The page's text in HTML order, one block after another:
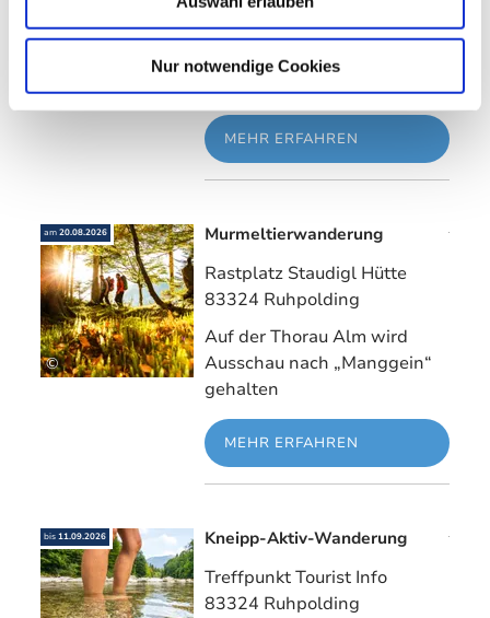
Nur notwendige Cookies
erfahren Sie von einem
heimischen Imker alles über
die Bienen. Die Wanderung
endet bei einem Bienenhaus.
MEHR ERFAHREN
©
Murmeltierwanderung
Rastplatz Staudigl Hütte
83324 Ruhpolding
Auf der Thorau Alm wird
Ausschau nach „Manggein“
gehalten
MEHR ERFAHREN
am20.08.2026
Kneipp-Aktiv-Wanderung
Treffpunkt Tourist Info
83324 Ruhpolding
bis11.09.2026